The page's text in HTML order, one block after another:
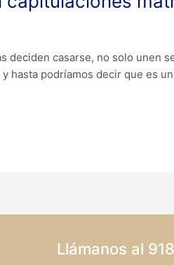
deciden casarse, no solo unen
hasta podríamos decir que es
Llámanos al